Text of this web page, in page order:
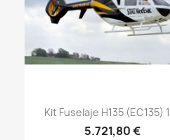
Vista rápida
Kit Fuselaje H135 (EC135)
5.721,80 €